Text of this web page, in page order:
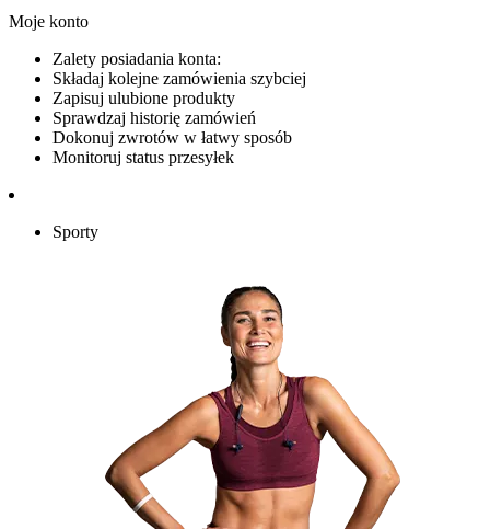
Moje konto
Zalety posiadania konta:
Składaj kolejne zamówienia szybciej
Zapisuj ulubione produkty
Sprawdzaj historię zamówień
Dokonuj zwrotów w łatwy sposób
Monitoruj status przesyłek
Sporty